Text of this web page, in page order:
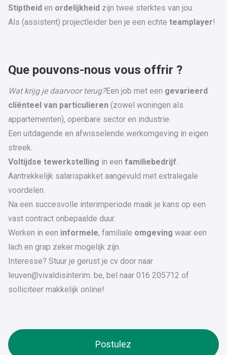
Stiptheid en ordelijkheid zijn twee sterktes van jou.
Als (assistent) projectleider ben je een echte teamplayer!
Que pouvons-nous vous offrir ?
Wat krijg je daarvoor terug?Een job met een gevarieerd
cliënteel van particulieren (zowel woningen als
appartementen), openbare sector en industrie.
Een uitdagende en afwisselende werkomgeving in eigen
streek.
Voltijdse tewerkstelling in een familiebedrijf.
Aantrekkelijk salarispakket aangevuld met extralegale
voordelen.
Na een succesvolle interimperiode maak je kans op een
vast contract onbepaalde duur.
Werken in een informele, familiale omgeving waar een
lach en grap zeker mogelijk zijn.
Interesse? Stuur je gerust je cv door naar
leuven@vivaldisinterim. be, bel naar 016 205712 of
solliciteer makkelijk online!
Postulez